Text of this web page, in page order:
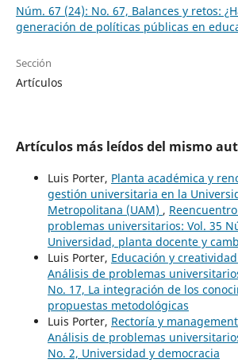
Núm. 67 (24): No. 67, Balances y retos:
generación de políticas públicas en
Sección
Artículos
Artículos más leídos del mismo
Luis Porter, Planta académica y
gestión universitaria en la
Metropolitana (UAM) ,
problemas universitarios: Vol. 35
Universidad, planta docente y
Luis Porter, Educación y creatividad
Análisis de problemas
No. 17, La integración de los
propuestas metodológicas
Luis Porter, Rectoría y management
Análisis de problemas
No. 2, Universidad y democracia